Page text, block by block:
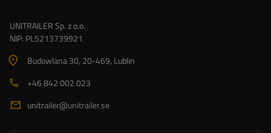
UNITRAILER Sp. z o.o.
NIP: PL5213739921
Budowlana 30, 20-469, Lublin
+46 842 002 023
unitrailer@unitrailer.se